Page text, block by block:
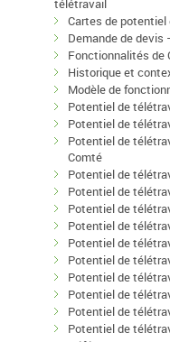
Cartes de
Demande de devis
Fonctionnalités de
Historique et
Modèle de
Potentiel de
Potentiel de
Potentiel de
Comté
Potentiel de
Potentiel de
Potentiel de
Potentiel de
Potentiel de
Potentiel de
Potentiel de
Potentiel de
Potentiel de
Potentiel de